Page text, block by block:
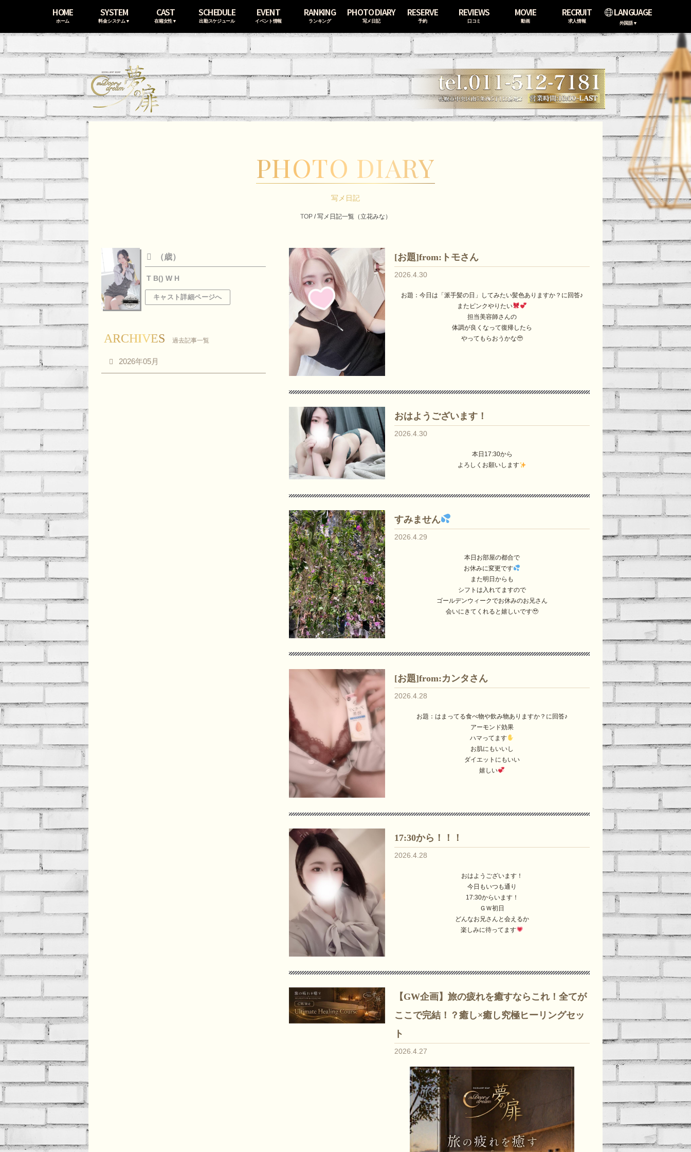
HOME
ホーム
SYSTEM
料金システム▼
CAST
在籍女性▼
SCHEDULE
出勤スケジュール
EVENT
イベント情報
RANKING
ランキング
PHOTO DIARY
写メ日記
RESERVE
予約
REVIEWS
口コミ
MOVIE
動画
RECRUIT
求人情報
LANGUAGE
外国語▼
PHOTO DIARY
写メ日記
TOP/ 写メ日記一覧（立花みな）
（歳）
T B() W H
キャスト詳細ページへ
ARCHIVES 過去記事一覧
2026年05月
[お題]from:トモさん
2026.4.30
お題：今日は「派手髪の日」してみたい髪色ありますか？に回答♪
またピンクやりたい
担当美容師さんの
体調が良くなって復帰したら
やってもらおうかな🥹
おはようございます！
2026.4.30
本日17:30から
よろしくお願いします
すみません
2026.4.29
本日お部屋の都合で
お休みに変更です
また明日からも
シフトは入れてますので
ゴールデンウィークでお休みのお兄さん
会いにきてくれると嬉しいです🥹
[お題]from:カンタさん
2026.4.28
お題：はまってる食べ物や飲み物ありますか？に回答♪
アーモンド効果
ハマってます
お肌にもいいし
ダイエットにもいい
嬉しい
17:30から！！！
2026.4.28
おはようございます！
今日もいつも通り
17:30からいます！
ＧＷ初日
どんなお兄さんと会えるか
楽しみに待ってます
【GW企画】旅の疲れを癒すならこれ！全てが
ここで完結！？癒し×癒し究極ヒーリングセッ
ト
2026.4.27